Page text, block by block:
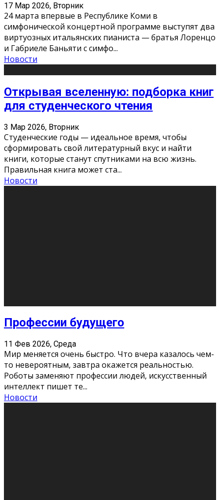
17 Мар 2026, Вторник
24 марта впервые в Республике Коми в
симфонической концертной программе выступят два
виртуозных итальянских пианиста — братья Лоренцо
и Габриеле Баньяти с симфо...
Новости
Открывая вселенную: подборка книг
для студенческого чтения
3 Мар 2026, Вторник
Студенческие годы — идеальное время, чтобы
сформировать свой литературный вкус и найти
книги, которые станут спутниками на всю жизнь.
Правильная книга может ста...
Новости
Как бороться со стрессом
11 Фев 2026, Среда
Стресс – нормальная реакция организма, когда
факторов, воздействующих на твой организм
больше, чем ресурсов. Есть советы, как бороться со
стрессовым состояни
Новости